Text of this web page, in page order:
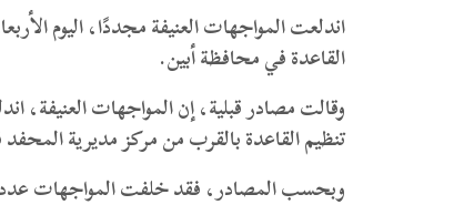
اندلعت المواجهات العنيفة مجددًا، اليوم
القاعدة في محافظة أبين.
وقالت مصادر قبلية، إن المواجهات العنيفة،
تنظيم القاعدة بالقرب من مركز مديرية
وبحسب المصادر، فقد خلفت المواجهات